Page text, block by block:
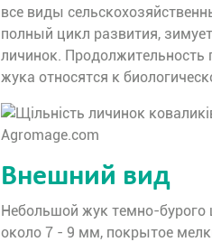
все виды
полный цикл развития,
личинок. Продолжительность
жука относятся к
Внешний вид
Небольшой жук темно-бурого
около 7 - 9 мм, покрытое